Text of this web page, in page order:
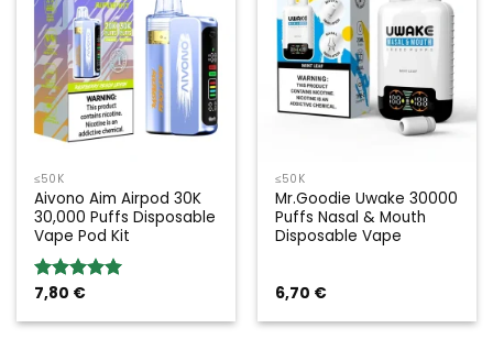
≤50K
Aivono Aim Airpod 30K
30,000 Puffs Disposable
Vape Pod Kit
Rated5.00
7,80 €
≤50K
Mr.Goodie Uwake 30000
Puffs Nasal & Mouth
Disposable Vape
6,70 €